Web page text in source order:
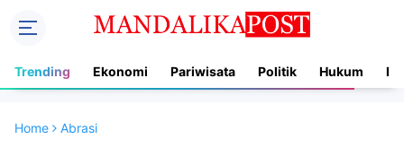
Trending Ekonomi Pariwisata Politik Hukum
Home Abrasi